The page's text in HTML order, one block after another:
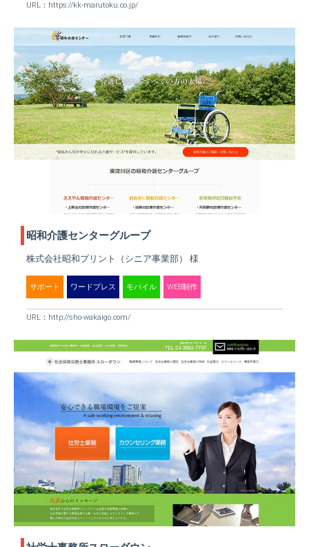
URL： https://kk-marutoku.co.jp/
昭和介護センターグループ
株式会社昭和プリント（シニア事業部） 様
サポート ワードプレス モバイル WEB制作
URL： http://sho-wakaigo.com/